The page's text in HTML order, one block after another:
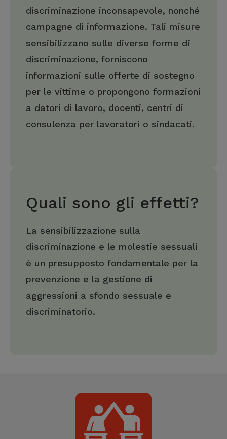
discriminazione inconsapevole, nonché
campagne di informazione. Tali misure
sensibilizzano sulle diverse forme di
discriminazione, forniscono
informazioni sulle offerte di sostegno
per le vittime o propongono formazioni
a datori di lavoro, docenti, centri di
consulenza per lavoratori o sindacati.
Quali sono gli effetti?
La sensibilizzazione sulla
discriminazione e le molestie sessuali
è un presupposto fondamentale per la
prevenzione e la gestione di
aggressioni a sfondo sessuale e
discriminatorio.